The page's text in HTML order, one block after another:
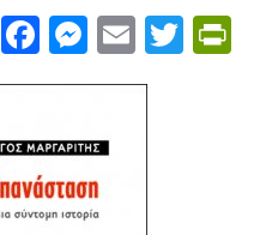
ShareFacebook
Email